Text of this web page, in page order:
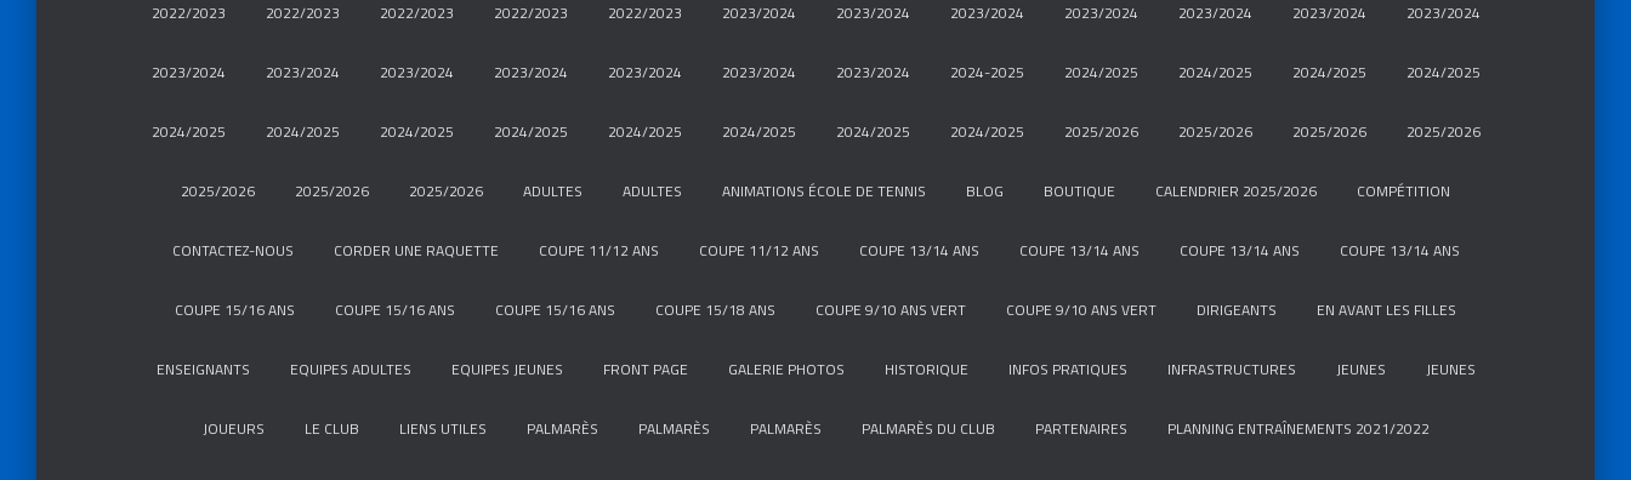
2022/2023 2022/2023 2022/2023 2022/2023 2022/2023 2023/2024 2023/2024 2023/2024 2023/2024 2023/2024 2023/2024 2023/2024
2023/2024 2023/2024 2023/2024 2023/2024 2023/2024 2023/2024 2023/2024 2024-2025 2024/2025 2024/2025 2024/2025 2024/2025
2024/2025 2024/2025 2024/2025 2024/2025 2024/2025 2024/2025 2024/2025 2024/2025 2025/2026 2025/2026 2025/2026 2025/2026
2025/2026 2025/2026 2025/2026 ADULTES ADULTES ANIMATIONS ÉCOLE DE TENNIS BLOG BOUTIQUE CALENDRIER 2025/2026 COMPÉTITION
CONTACTEZ-NOUS CORDER UNE RAQUETTE COUPE 11/12 ANS COUPE 11/12 ANS COUPE 13/14 ANS COUPE 13/14 ANS COUPE 13/14 ANS COUPE 13/14 ANS
COUPE 15/16 ANS COUPE 15/16 ANS COUPE 15/16 ANS COUPE 15/18 ANS COUPE 9/10 ANS VERT COUPE 9/10 ANS VERT DIRIGEANTS EN AVANT LES FILLES
ENSEIGNANTS EQUIPES ADULTES EQUIPES JEUNES FRONT PAGE GALERIE PHOTOS HISTORIQUE INFOS PRATIQUES INFRASTRUCTURES JEUNES JEUNES
JOUEURS LE CLUB LIENS UTILES PALMARÈS PALMARÈS PALMARÈS PALMARÈS DU CLUB PARTENAIRES PLANNING ENTRAÎNEMENTS 2021/2022